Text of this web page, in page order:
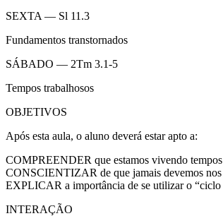
SEXTA — Sl 11.3
Fundamentos transtornados
SÁBADO — 2Tm 3.1-5
Tempos trabalhosos
OBJETIVOS
Após esta aula, o aluno deverá estar apto a:
COMPREENDER que estamos vivendo tempos
CONSCIENTIZAR de que jamais devemos nos
EXPLICAR a importância de se utilizar o
INTERAÇÃO